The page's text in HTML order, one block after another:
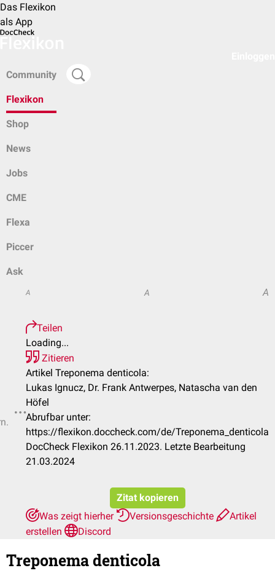
Das Flexikon
als App
Community
Flexikon
Shop
News
Jobs
CME
Flexa
Piccer
Ask
A A A
Teilen
Loading...
Zitieren
Artikel Treponema denticola:
Lukas Ignucz, Dr. Frank Antwerpes, Natascha van den
Höfel
Abrufbar unter:
https://flexikon.doccheck.com/de/Treponema_denticola
DocCheck Flexikon 26.11.2023. Letzte Bearbeitung
21.03.2024
Zitat kopieren
Was zeigt hierher
Versionsgeschichte
Artikel
erstellen
Discord
Treponema denticola